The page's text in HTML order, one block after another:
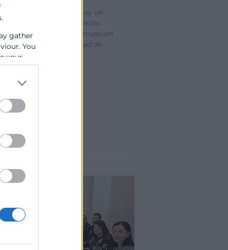
gather
You
your
ha presentado hoy un
analiza las consecuencias
de una eventual interrupción
de agua en la ciudad de
de 2025